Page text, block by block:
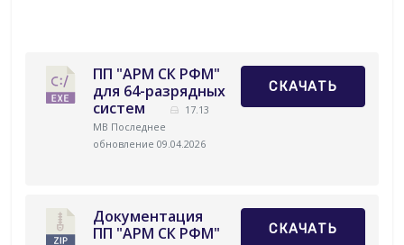
ПП "АРМ СК РФМ"
для 64-разрядных
систем
17.13
MB Последнее
обновление 09.04.2026
СКАЧАТЬ
Документация
ПП "АРМ СК РФМ"
СКАЧАТЬ